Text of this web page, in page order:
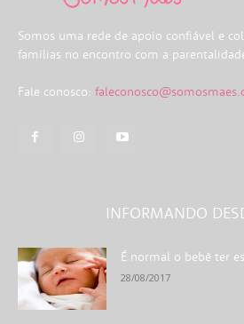
Somos uma rede de apoio confiável e
famílias no encontro com a
Fale conosco:
INFORMANDO
É normal o bebê ter
28/08/2017